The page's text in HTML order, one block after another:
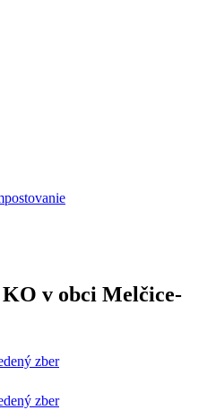
v obci Melčice-